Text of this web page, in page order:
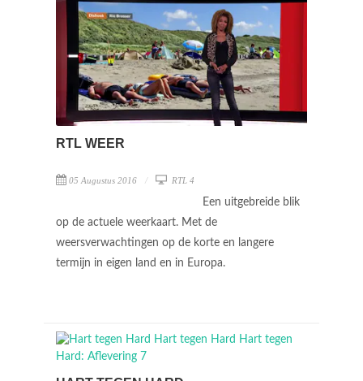
RTL WEER
05 Augustus 2016 RTL 4
Een uitgebreide blik
op de actuele weerkaart. Met de
weersverwachtingen op de korte en langere
termijn in eigen land en in Europa.